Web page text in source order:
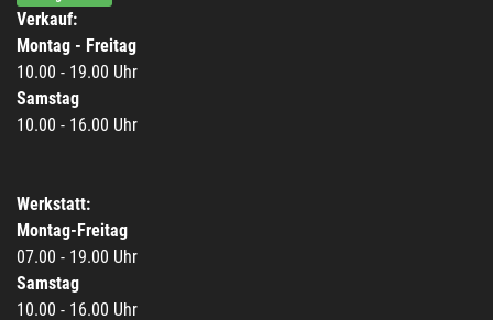
Verkauf:
Montag - Freitag
10.00 - 19.00 Uhr
Samstag
10.00 - 16.00 Uhr
Werkstatt:
Montag-Freitag
07.00 - 19.00 Uhr
Samstag
10.00 - 16.00 Uhr